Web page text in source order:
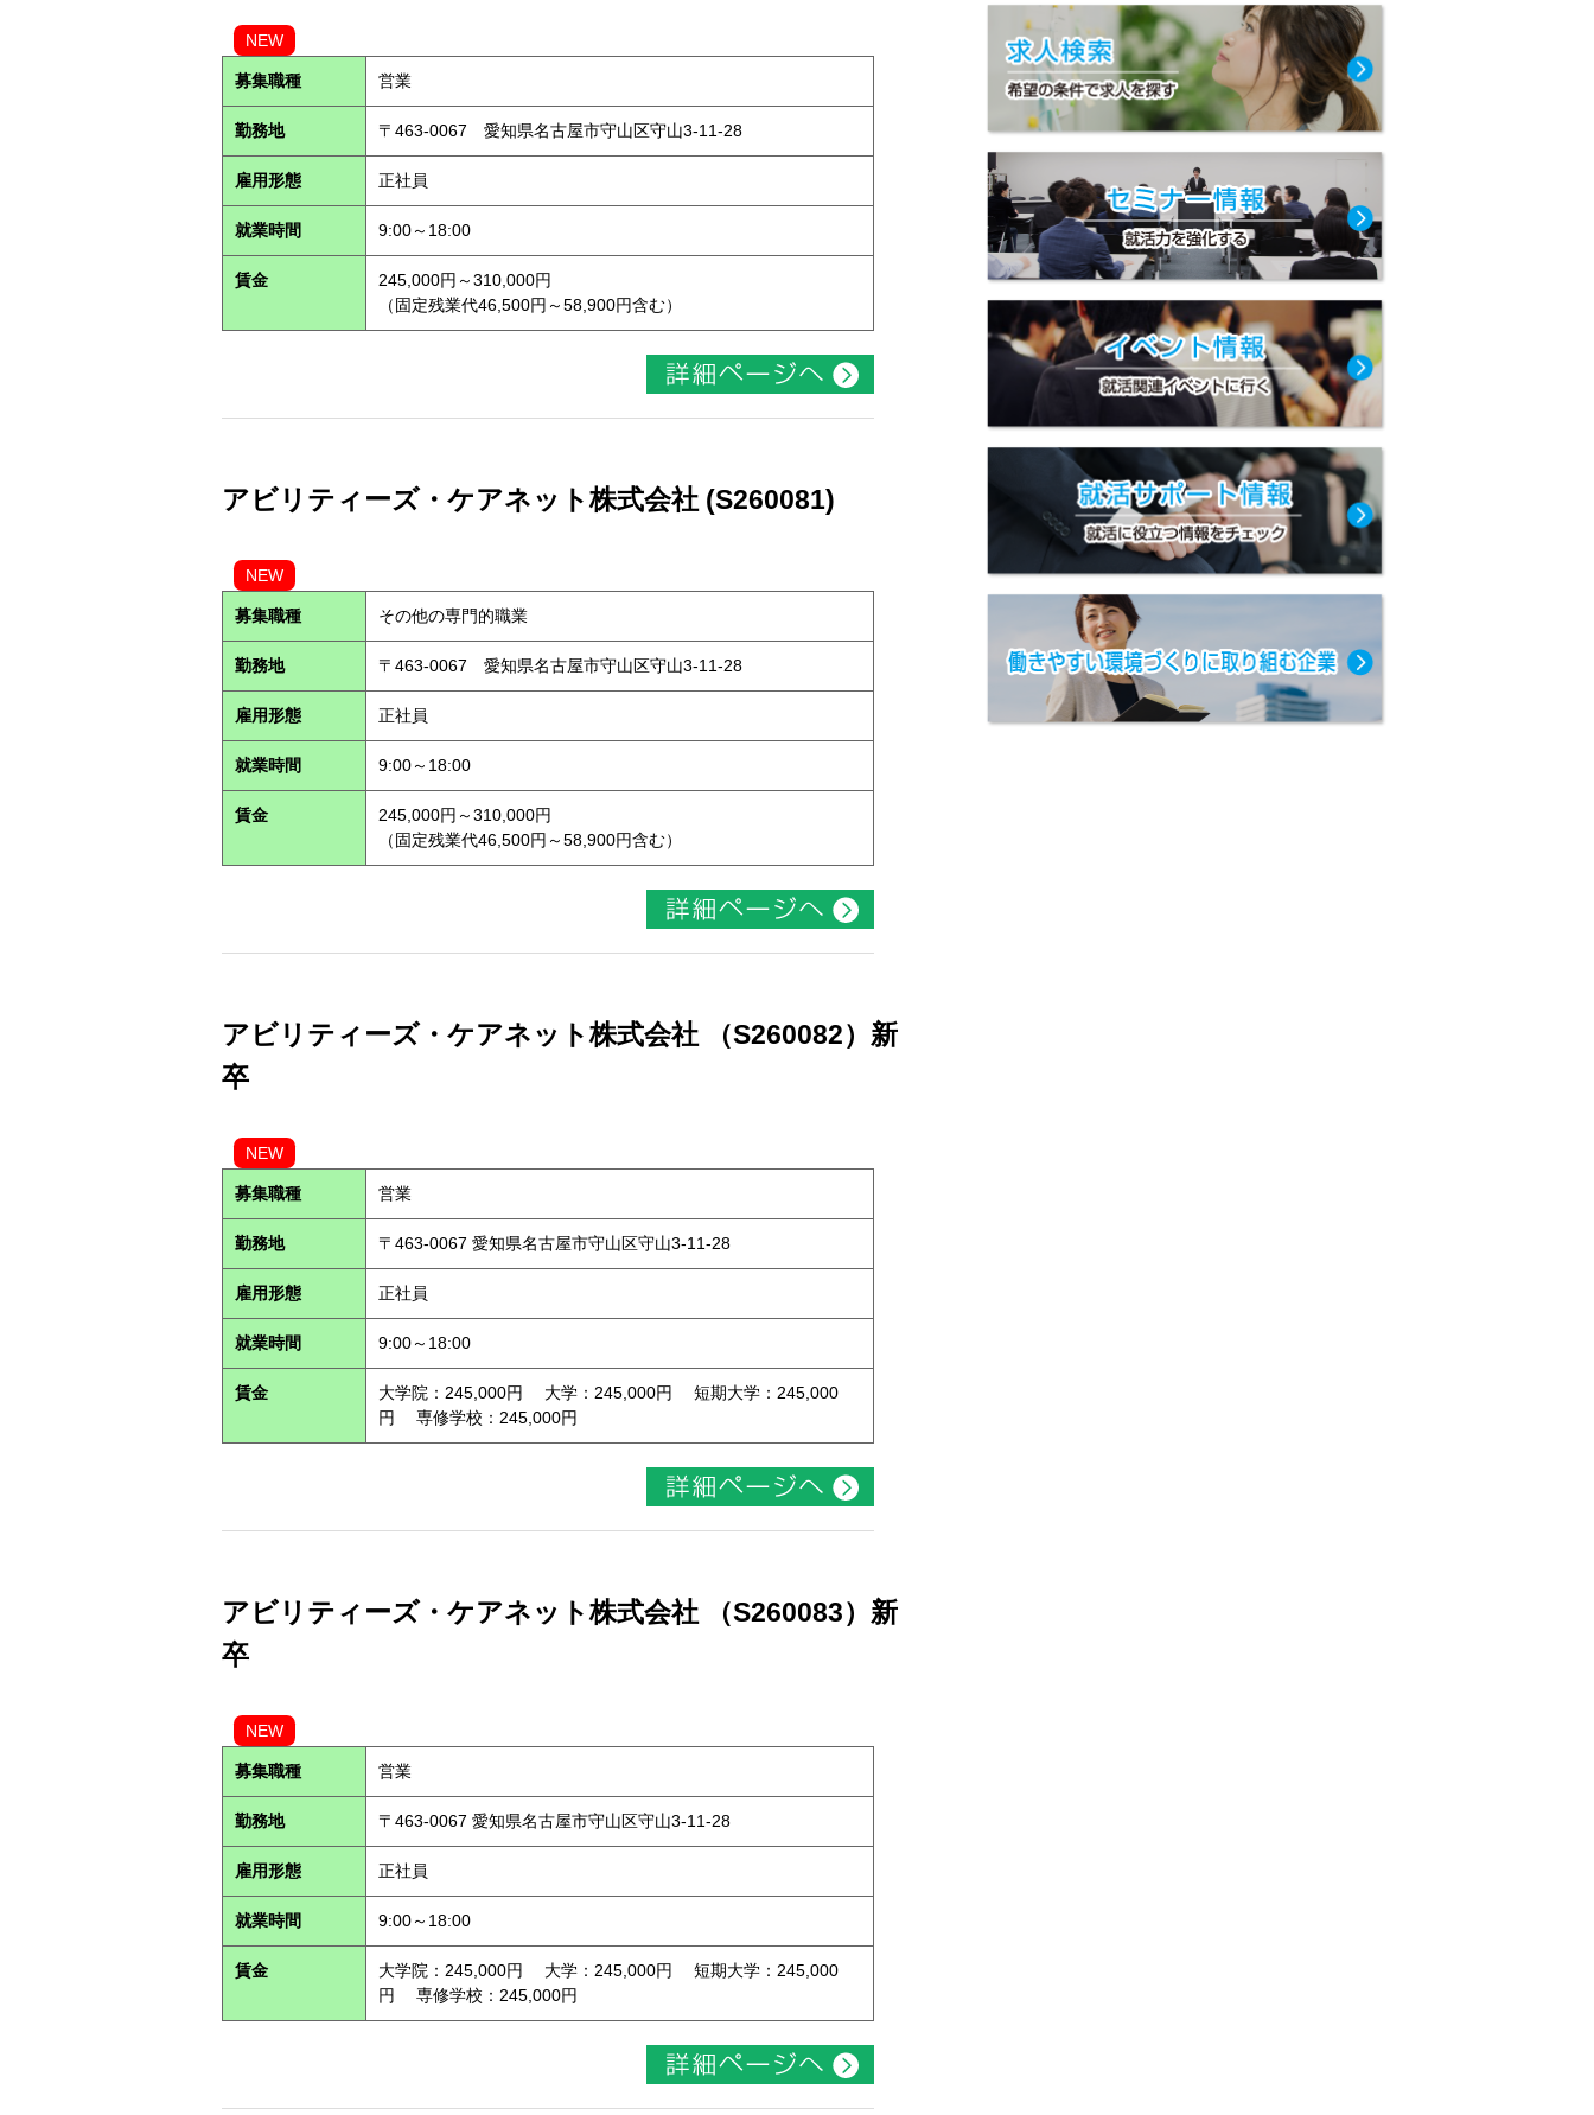
NEW
募集職種 営業
勤務地 〒463-0067 愛知県名古屋市守山区守山3-11-28
雇用形態 正社員
就業時間 9:00～18:00
賃金
245,000円～310,000円
（固定残業代46,500円～58,900円含む）
アビリティーズ・ケアネット株式会社 (S260081)
NEW
募集職種 その他の専門的職業
勤務地 〒463-0067 愛知県名古屋市守山区守山3-11-28
雇用形態 正社員
就業時間 9:00～18:00
賃金
245,000円～310,000円
（固定残業代46,500円～58,900円含む）
アビリティーズ・ケアネット株式会社 （S260082）新
卒
NEW
募集職種 営業
勤務地 〒463-0067 愛知県名古屋市守山区守山3-11-28
雇用形態 正社員
就業時間 9:00～18:00
賃金
大学院：245,000円 大学：245,000円 短期大学：245,000
円 専修学校：245,000円
アビリティーズ・ケアネット株式会社 （S260083）新
卒
NEW
募集職種 営業
勤務地 〒463-0067 愛知県名古屋市守山区守山3-11-28
雇用形態 正社員
就業時間 9:00～18:00
賃金
大学院：245,000円 大学：245,000円 短期大学：245,000
円 専修学校：245,000円